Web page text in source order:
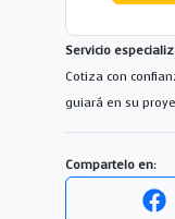
Servicio
Cotiza con
guiará en su
Compartelo en: